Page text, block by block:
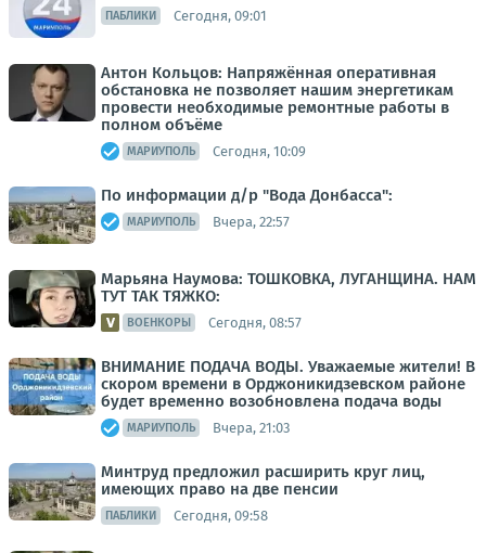
ПАБЛИКИ Сегодня, 09:01
Антон Кольцов: Напряжённая оперативная
обстановка не позволяет нашим энергетикам
провести необходимые ремонтные работы в
полном объёме
МАРИУПОЛЬ Сегодня, 10:09
По информации д/р "Вода Донбасса":
МАРИУПОЛЬ Вчера, 22:57
Марьяна Наумова: ТОШКОВКА, ЛУГАНЩИНА. НАМ
ТУТ ТАК ТЯЖКО:
ВОЕНКОРЫ Сегодня, 08:57
ВНИМАНИЕ ПОДАЧА ВОДЫ. Уважаемые жители! В
скором времени в Орджоникидзевском районе
будет временно возобновлена подача воды
МАРИУПОЛЬ Вчера, 21:03
Минтруд предложил расширить круг лиц,
имеющих право на две пенсии
ПАБЛИКИ Сегодня, 09:58